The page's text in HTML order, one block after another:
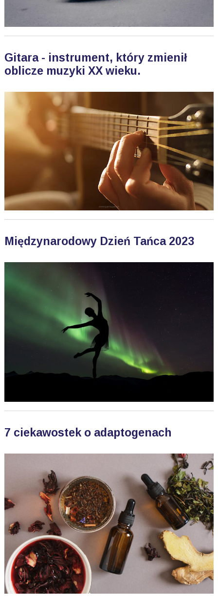
Gitara - instrument, który zmienił
oblicze muzyki XX wieku.
Międzynarodowy Dzień Tańca 2023
7 ciekawostek o adaptogenach